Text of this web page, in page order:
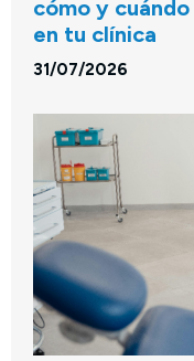
cómo y
en tu clínica
31/07/2026